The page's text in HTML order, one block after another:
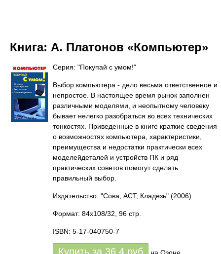
Книга: А. Платонов «Компьютер»
Серия: "Покупай с умом!"
Выбор компьютера - дело весьма ответственное и
непростое. В настоящее время рынок заполнен
различными моделями, и неопытному человеку
бывает нелегко разобраться во всех технических
тонкостях. Приведенные в книге краткие сведения
о возможностях компьютера, характеристики,
преимущества и недостатки практически всех
моделейдеталей и устройств ПК и ряд
практических советов помогут сделать
правильный выбор.
Издательство: "Сова, АСТ, Кладезь" (2006)
Формат: 84x108/32, 96 стр.
ISBN: 5-17-040750-7
Купить за 36.4 руб